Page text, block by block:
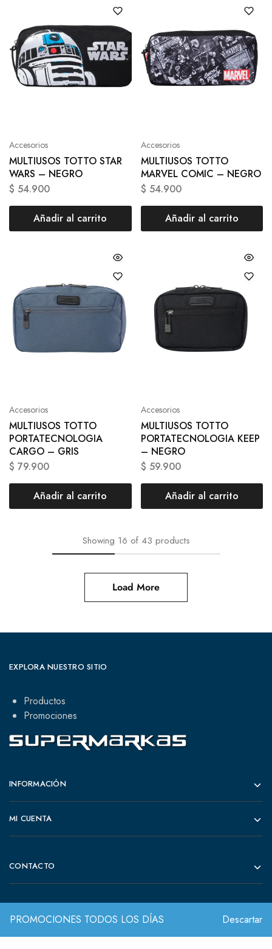
PROMOCIONES TODOS LOS DÍAS Descartar
Accesorios
MULTIUSOS TOTTO STAR
WARS – NEGRO
$ 54.900
Añadir al carrito
Accesorios
MULTIUSOS TOTTO
MARVEL COMIC – NEGRO
$ 54.900
Añadir al carrito
Accesorios
MULTIUSOS TOTTO
PORTATECNOLOGIA
CARGO – GRIS
$ 79.900
Añadir al carrito
Accesorios
MULTIUSOS TOTTO
PORTATECNOLOGIA KEEP
– NEGRO
$ 59.900
Añadir al carrito
Showing 16 of 43 products
Load More
EXPLORA NUESTRO SITIO
Productos
Promociones
INFORMACIÓN
MI CUENTA
CONTACTO